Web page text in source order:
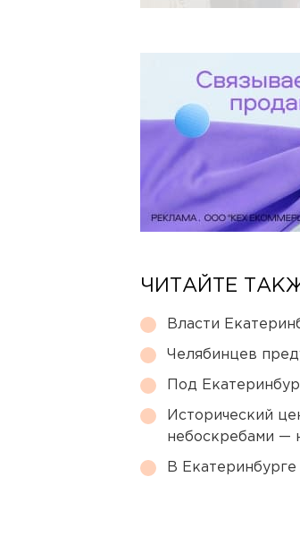
ЧИТАЙТЕ
Власти
Челябинцев
Под
Исторический
небоскребами —
В